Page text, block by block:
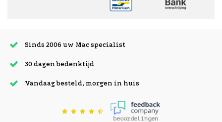
Sinds 2006 uw Mac specialist
30 dagen bedenktijd
Vandaag besteld, morgen in huis
beoordelingen